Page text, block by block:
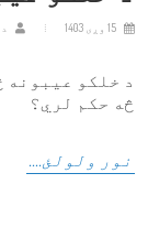
د خلکو عیبونه
څه حکم لري؟
نور ولولئ....